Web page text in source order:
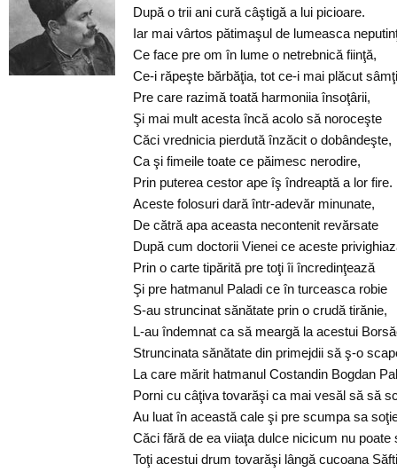
După o trii ani cură câştigă a lui picioare.
Iar mai vârtos pătimaşul de lumeasca
Ce face pre om în lume o netrebnică fiinţă,
Ce-i răpeşte bărbăţia, tot ce-i mai plăcut
Pre care razimă toată harmoniia însoţârii,
Şi mai mult acesta încă acolo să noroceşte
Căci vrednicia pierdută înzăcit o dobândeşte,
Ca şi fimeile toate ce păimesc nerodire,
Prin puterea cestor ape îş îndreaptă a lor fire.
Aceste folosuri dară într-adevăr minunate,
De cătră apa aceasta necontenit revărsate
După cum doctorii Vienei ce aceste
Prin o carte tipărită pre toţi îi încredinţează
Şi pre hatmanul Paladi ce în turceasca robie
S-au struncinat sănătate prin o crudă tirănie,
L-au îndemnat ca să meargă la acestui
Struncinata sănătate din primejdii să ş-o
La care mărit hatmanul Costandin Bogdan
Porni cu câţiva tovarăşi ca mai vesăl să să
Au luat în această cale şi pre scumpa sa
Căci fără de ea viiaţa dulce nicicum nu poate
Toţi acestui drum tovarăşi lângă cucoana